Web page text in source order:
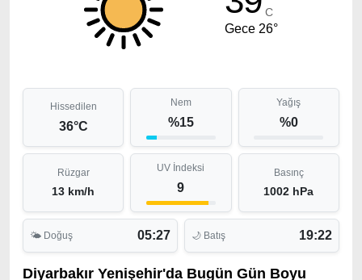
C
Gece 26°
Hissedilen
36°C
Nem
%15
Yağış
%0
Rüzgar
13 km/h
UV İndeksi
9
Basınç
1002 hPa
🌤 Doğuş 05:27 🌙 Batış 19:22
Diyarbakır Yenişehir'da Bugün Gün Boyu